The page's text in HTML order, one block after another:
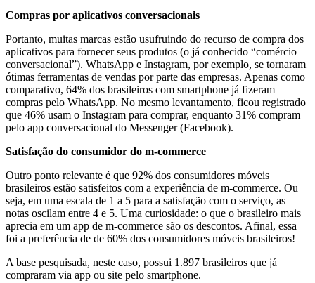
Compras por aplicativos conversacionais
Portanto, muitas marcas estão usufruindo do recurso de compra dos
aplicativos para fornecer seus produtos (o já conhecido “comércio
conversacional”). WhatsApp e Instagram, por exemplo, se tornaram
ótimas ferramentas de vendas por parte das empresas. Apenas como
comparativo, 64% dos brasileiros com smartphone já fizeram
compras pelo WhatsApp. No mesmo levantamento, ficou registrado
que 46% usam o Instagram para comprar, enquanto 31% compram
pelo app conversacional do Messenger (Facebook).
Satisfação do consumidor do m-commerce
Outro ponto relevante é que 92% dos consumidores móveis
brasileiros estão satisfeitos com a experiência de m-commerce. Ou
seja, em uma escala de 1 a 5 para a satisfação com o serviço, as
notas oscilam entre 4 e 5. Uma curiosidade: o que o brasileiro mais
aprecia em um app de m-commerce são os descontos. Afinal, essa
foi a preferência de de 60% dos consumidores móveis brasileiros!
A base pesquisada, neste caso, possui 1.897 brasileiros que já
compraram via app ou site pelo smartphone.